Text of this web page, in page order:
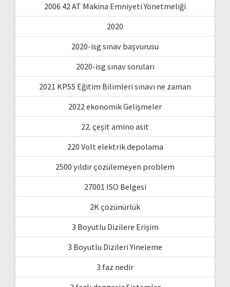
2006 42 AT Makina Emniyeti Yönetmeliği
2020
2020-isg sınav başvurusu
2020-isg sınav soruları
2021 KPSS Eğitim Bilimleri sınavı ne zaman
2022 ekonomik Gelişmeler
22. çeşit amino asit
220 Volt elektrik depolama
2500 yıldır çözülemeyen problem
27001 ISO Belgesi
2K çözünürlük
3 Boyutlu Dizilere Erişim
3 Boyutlu Dizileri Yineleme
3 faz nedir